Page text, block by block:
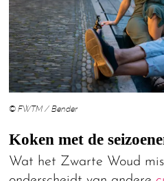
© FWTM / Bender
Koken met de
Wat het Zwarte Woud